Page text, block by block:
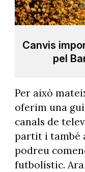
Canvis
pel
Per això
oferim una
canals de
partit i també
podreu
futbolístic.